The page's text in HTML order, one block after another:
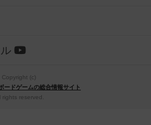
Copyright (c)
ードゲームの総合情報サイト
rights reserved.